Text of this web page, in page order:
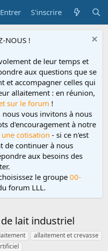
Entrer S'inscrire
NOUS !
de leur temps et
aux questions que se
et accompagner celles qui
allaitement : en réunion,
sur le forum !
vous invitons à nous
d'encouragement à notre
cotisation - si ce n'est
de continuer à nous
aux besoins des
le groupe00-
forum LLL.
lait industriel
allaitement et crevasse